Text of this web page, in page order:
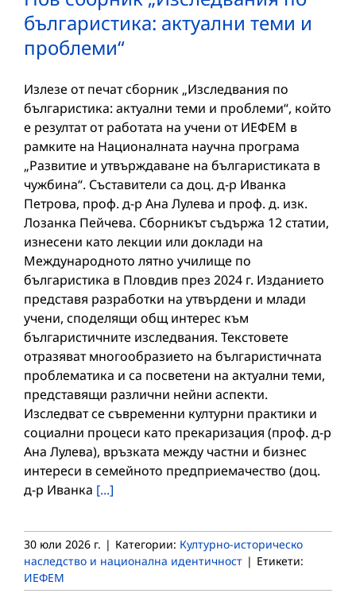
българистика: актуални теми и
проблеми“
Излезе от печат сборник „Изследвания по
българистика: актуални теми и проблеми“, който
е резултат от работата на учени от ИЕФЕМ в
рамките на Националната научна програма
„Развитие и утвърждаване на българистиката в
чужбина“. Съставители са доц. д-р Иванка
Петрова, проф. д-р Ана Лулева и проф. д. изк.
Лозанка Пейчева. Сборникът съдържа 12 статии,
изнесени като лекции или доклади на
Международното лятно училище по
българистика в Пловдив през 2024 г. Изданието
представя разработки на утвърдени и млади
учени, споделящи общ интерес към
българистичните изследвания. Текстовете
отразяват многообразието на българистичната
проблематика и са посветени на актуални теми,
представящи различни нейни аспекти.
Изследват се съвременни културни практики и
социални процеси като прекаризация (проф. д-р
Ана Лулева), връзката между частни и бизнес
интереси в семейното предприемачество (доц.
д-р Иванка [...]
30 юли 2026 г. | Категории: Културно-историческо
наследство и национална идентичност | Етикети:
ИЕФЕМ